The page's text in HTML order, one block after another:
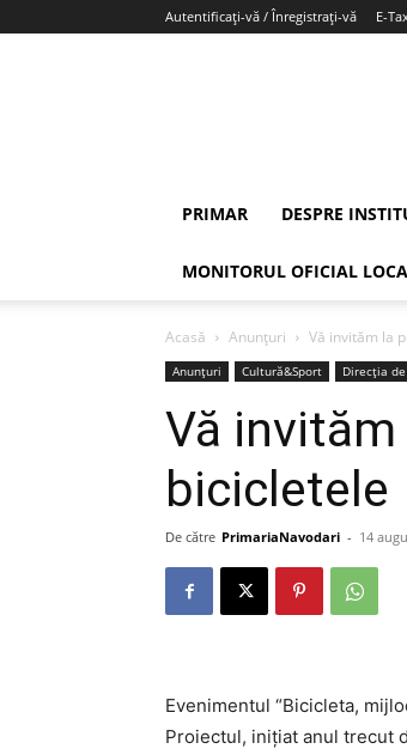
Autentificați-vă / Înregistrați-vă E-
PRIMAR DESPRE
MONITORUL OFICIAL
Acasă Anunțuri Vă invităm la
Anunțuri Cultură&Sport Direcția
Vă
bicicletele
De către PrimariaNavodari - 14
Evenimentul “Bicicleta,
Proiectul, inițiat anul trecut